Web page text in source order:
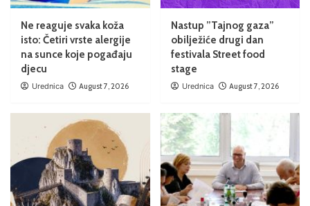
Ne reaguje svaka koža
isto: Četiri vrste alergije
na sunce koje pogađaju
djecu
Urednica August 7, 2026
Nastup ”Tajnog gaza”
obilježiće drugi dan
festivala Street food
stage
Urednica August 7, 2026